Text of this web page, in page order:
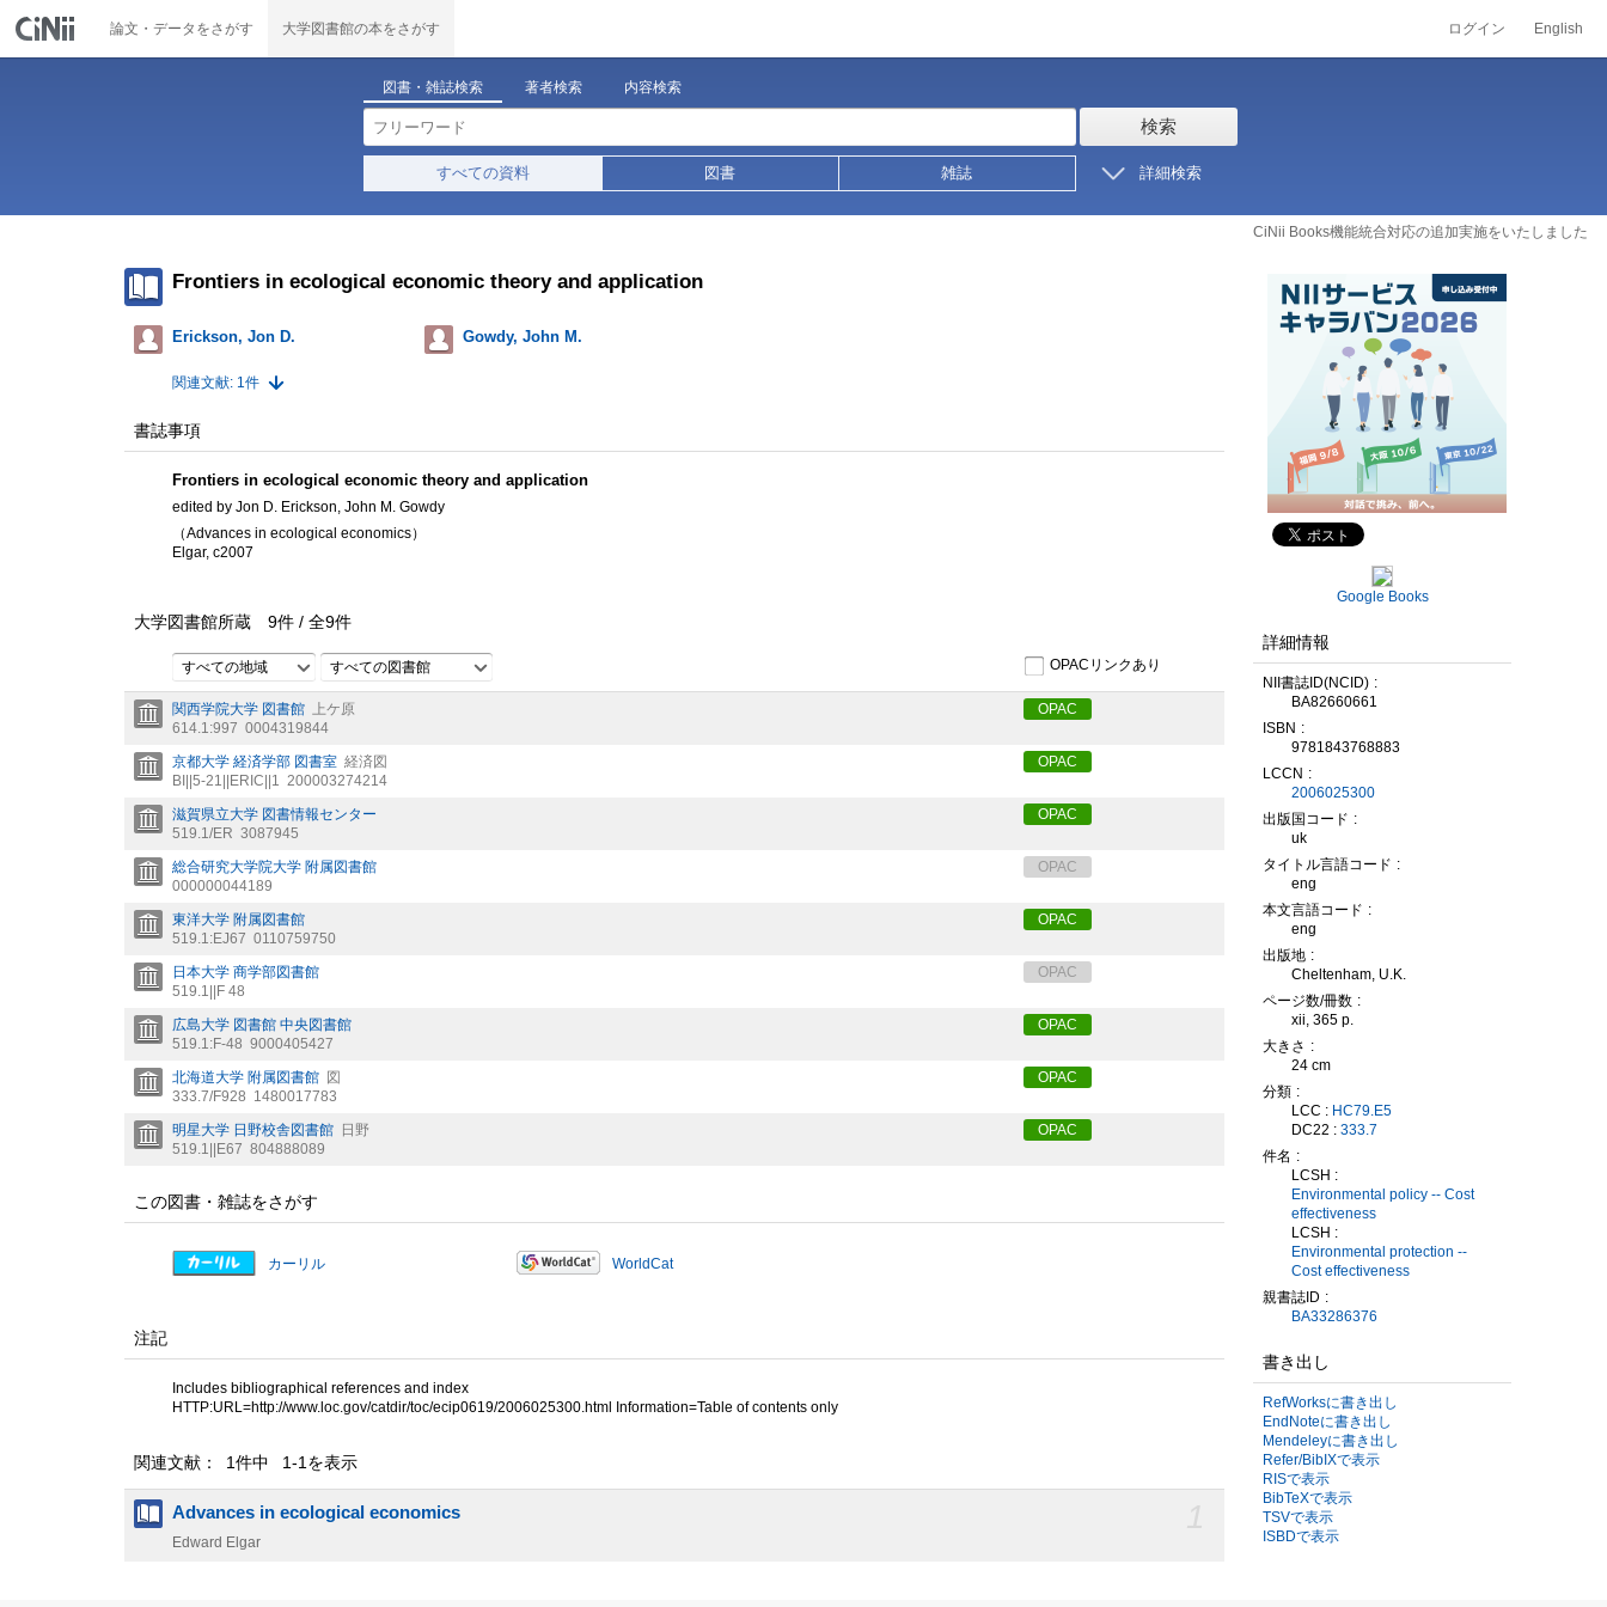
論文・データをさがす 大学図書館の本をさがす ログイン English
図書・雑誌検索 著者検索 内容検索
検索
すべての資料 図書 雑誌 詳細検索
CiNii Books機能統合対応の追加実施をいたしました
Frontiers in ecological economic theory and application
Erickson, Jon D. Gowdy, John M.
関連文献: 1件
書誌事項
Frontiers in ecological economic theory and application
edited by Jon D. Erickson, John M. Gowdy
（Advances in ecological economics）
Elgar, c2007
大学図書館所蔵 9件 / 全9件
すべての地域 すべての図書館 OPACリンクあり
関西学院大学 図書館 上ケ原
614.1:997 0004319844
OPAC
京都大学 経済学部 図書室 経済図
BI||5-21||ERIC||1 200003274214
OPAC
滋賀県立大学 図書情報センター
519.1/ER 3087945
OPAC
総合研究大学院大学 附属図書館
000000044189
OPAC
東洋大学 附属図書館
519.1:EJ67 0110759750
OPAC
日本大学 商学部図書館
519.1||F 48
OPAC
広島大学 図書館 中央図書館
519.1:F-48 9000405427
OPAC
北海道大学 附属図書館 図
333.7/F928 1480017783
OPAC
明星大学 日野校舎図書館
日野
519.1||E67 804888089
OPAC
この図書・雑誌をさがす
カーリル WorldCat
注記
Includes bibliographical references and index
HTTP:URL=http://www.loc.gov/catdir/toc/ecip0619/2006025300.html Information=Table of contents only
関連文献： 1件中 1-1を表示
Advances in ecological economics
Edward Elgar
Google Books
詳細情報
NII書誌ID(NCID)
BA82660661
ISBN
9781843768883
LCCN
2006025300
出版国コード
uk
タイトル言語コード
eng
本文言語コード
eng
出版地
Cheltenham, U.K.
ページ数/冊数
xii, 365 p.
大きさ
24 cm
分類
LCC : HC79.E5
DC22 : 333.7
件名
LCSH :
Environmental policy -- Cost
effectiveness
LCSH :
Environmental protection --
Cost effectiveness
親書誌ID
BA33286376
書き出し
RefWorksに書き出し
EndNoteに書き出し
Mendeleyに書き出し
Refer/BibIXで表示
RISで表示
BibTeXで表示
TSVで表示
ISBDで表示